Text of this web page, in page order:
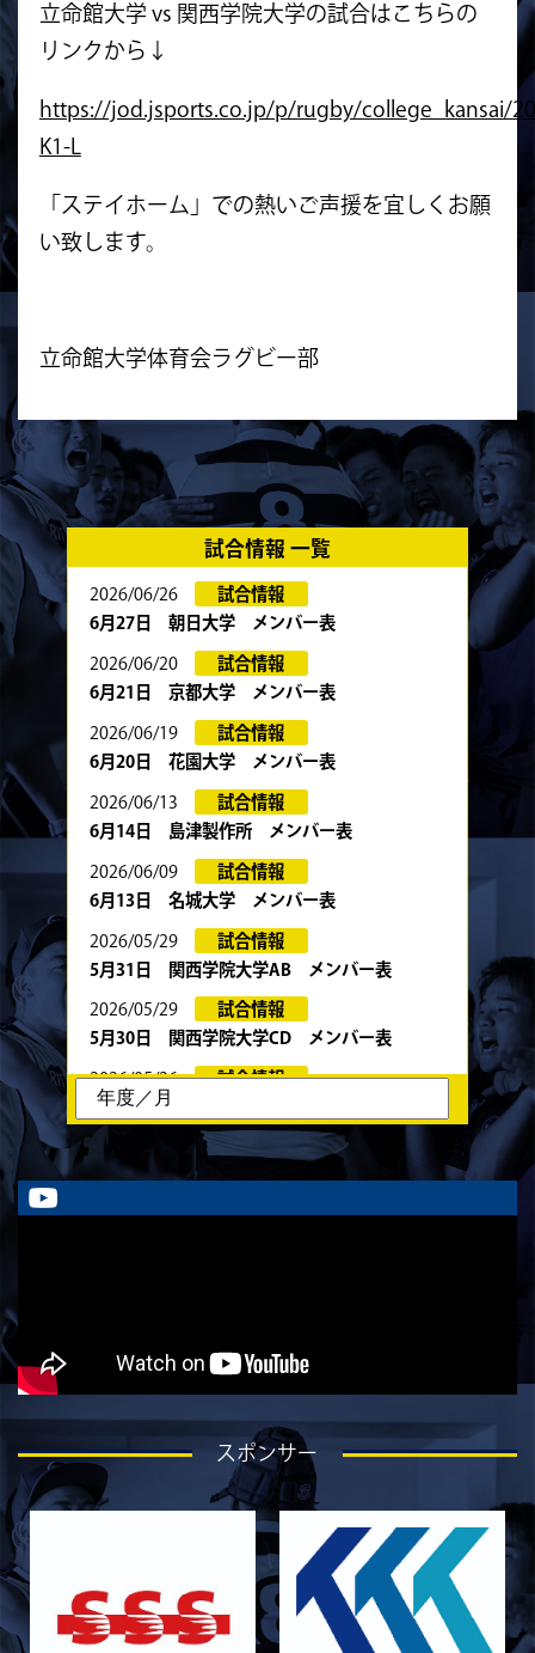
立命館大学 vs 関西学院大学の試合はこちらの
リンクから↓
https://jod.jsports.co.jp/p/rugby/college_kansai/
K1-L
「ステイホーム」での熱いご声援を宜しくお願
い致します。
立命館大学体育会ラグビー部
試合情報 一覧
2026/06/26
試合情報
6月27日 朝日大学 メンバー表
2026/06/20
試合情報
6月21日 京都大学 メンバー表
2026/06/19
試合情報
6月20日 花園大学 メンバー表
2026/06/13
試合情報
6月14日 島津製作所 メンバー表
2026/06/09
試合情報
6月13日 名城大学 メンバー表
2026/05/29
試合情報
5月31日 関西学院大学AB メンバー表
2026/05/29
試合情報
5月30日 関西学院大学CD メンバー表
2026/05/26
試合情報
6月13日・14日の試合お知らせ
2026/05/23
試合情報
5月24日 春季トーナメント 京都産業大学
更のお知らせ
5月9日 同志社大学戦 メンバー表
2026/05/08
試合情報
5/9 京都チャレンジリーグ vs同志社大学1回生
戦 試合時間変更のお知らせ
試合情報
5月10日 龍谷大学AB メンバー表
2026/05/03
試合情報
スポンサー